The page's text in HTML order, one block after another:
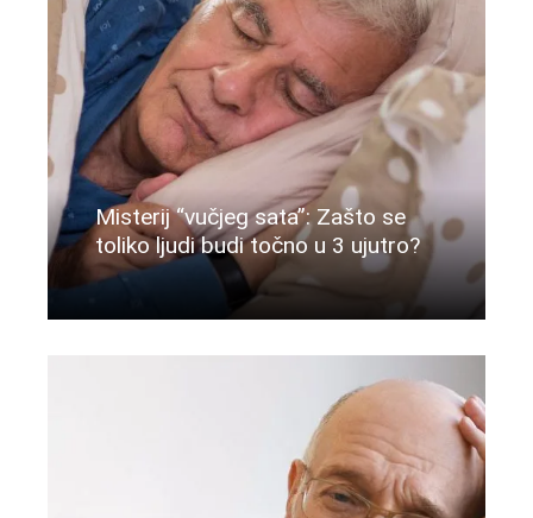
Misterij “vučjeg sata”: Zašto se
toliko ljudi budi točno u 3 ujutro?
Više